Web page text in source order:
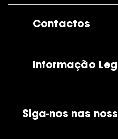
Contactos
Informação
Política de Cookies
Siga-nos nas